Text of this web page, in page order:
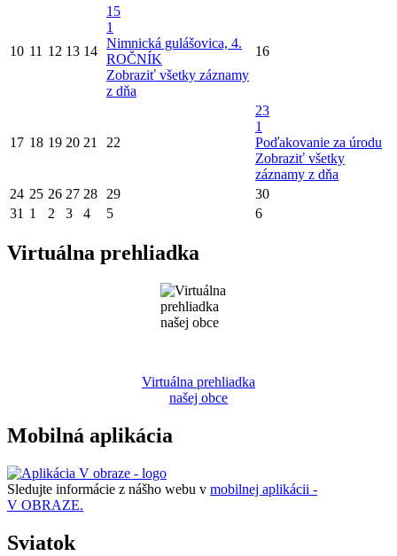
10 11 12 13 14
15
1
Nimnická gulášovica, 4.
ROČNÍK
Zobraziť všetky záznamy
z dňa
16
17 18 19 20 21 22
23
1
Poďakovanie za úrodu
Zobraziť všetky
záznamy z dňa
24 25 26 27 28 29
30
31 1 2 3 4 5 6
Virtuálna prehliadka
Virtuálna prehliadka
našej obce
Mobilná aplikácia
Sledujte informácie z nášho webu v mobilnej aplikácii -
V OBRAZE.
Sviatok